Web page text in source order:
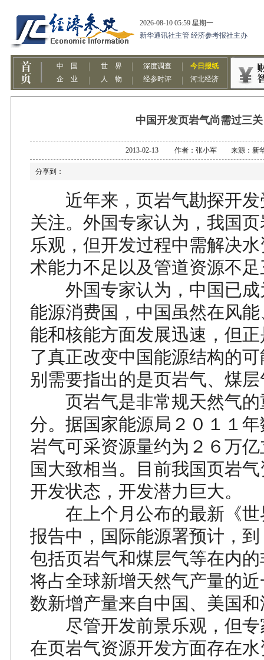
中国开发页岩气尚需过三关
2013-02-13 作者：张小军 来源：新
分享到：
近年来，页岩气勘探开发
关注。外国专家认为，我国
乐观，但开发过程中需解决
术能力不足以及管道资源不
外国专家认为，中国已成
能源消费国，中国虽然在风
能和核能方面发展迅速，但
了真正改变中国能源结构的
别需要指出的是页岩气、煤
页岩气是非常规天然气的
分。据国家能源局２０１１
岩气可采资源量约为２６万
国大致相当。目前我国页岩
开发状态，开发潜力巨大。
在上个月公布的最新《世
报告中，国际能源署预计，
包括页岩气和煤层气等在内
将占全球新增天然气产量的
数新增产量来自中国、美国
尽管开发前景乐观，但专
在页岩气资源开发方面存在